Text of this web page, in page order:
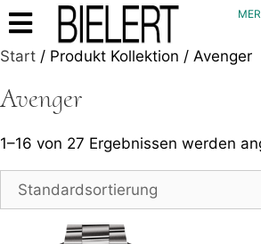
Start / Produkt Kollektion / Avenger
Avenger
1–16 von 27 Ergebnissen werden